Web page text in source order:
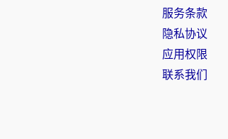
服务条款
隐私协议
应用权限
联系我们